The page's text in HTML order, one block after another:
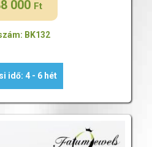
000 Ft
BK132
idő: 4 - 6 hét